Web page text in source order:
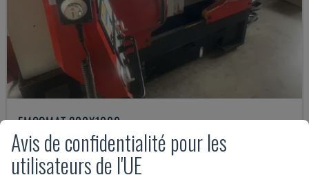
EMCOMAT 200X1000
EMCO - TOUR HORIZONTAL
ALLEMAGNE 2001
Avis de confidentialité pour les
utilisateurs de l'UE